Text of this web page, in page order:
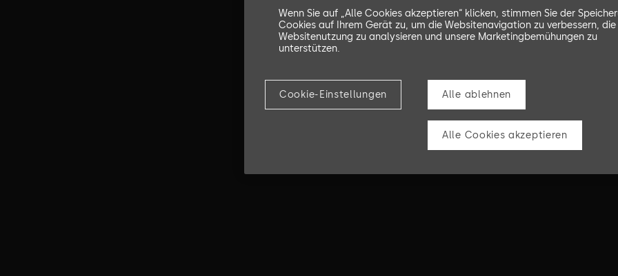
Wenn Sie auf „Alle Cookies akzeptieren“ klicken, stimmen Sie der
Cookies auf Ihrem Gerät zu, um die Websitenavigation zu verbessern, die
Websitenutzung zu analysieren und unsere Marketingbemühungen zu
unterstützen.
Cookie-Einstellungen Alle ablehnen
Alle Cookies akzeptieren